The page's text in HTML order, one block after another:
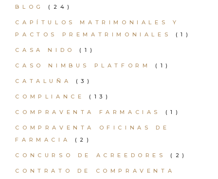
BLOG (24)
CAPÍTULOS MATRIMONIALES Y
PACTOS PREMATRIMONIALES
(1)
CASA NIDO (1)
CASO NIMBUS PLATFORM (1)
CATALUÑA (3)
COMPLIANCE (13)
COMPRAVENTA FARMACIAS (1)
COMPRAVENTA OFICINAS DE
FARMACIA
(2)
CONCURSO DE ACREEDORES (2)
CONTRATO DE COMPRAVENTA